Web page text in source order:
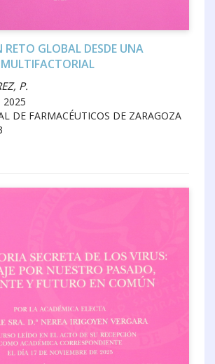
RETO GLOBAL DESDE UNA
P.
2025
DE FARMACÉUTICOS DE ZARAGOZA